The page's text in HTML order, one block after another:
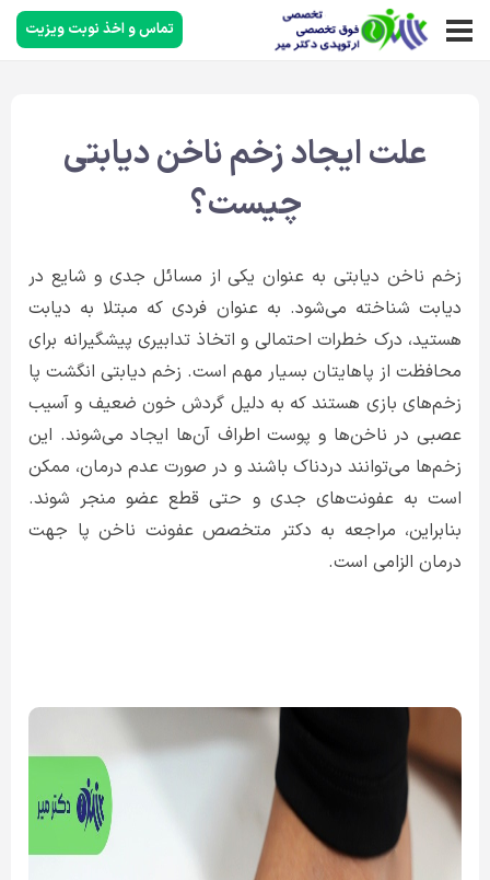
تماس و اخذ نوبت ویزیت
علت ایجاد زخم ناخن دیابتی
چیست؟
زخم ناخن دیابتی به عنوان یکی از مسائل جدی و شایع در
دیابت شناخته می‌شود. به عنوان فردی که مبتلا به دیابت
هستید، درک خطرات احتمالی و اتخاذ تدابیری پیشگیرانه برای
محافظت از پاهایتان بسیار مهم است. زخم دیابتی انگشت پا
زخم‌های بازی هستند که به دلیل گردش خون ضعیف و آسیب
عصبی در ناخن‌ها و پوست اطراف آن‌ها ایجاد می‌شوند. این
زخم‌ها می‌توانند دردناک باشند و در صورت عدم درمان، ممکن
است به عفونت‌های جدی و حتی قطع عضو منجر شوند.
بنابراین، مراجعه به دکتر متخصص عفونت ناخن پا جهت
درمان الزامی است.